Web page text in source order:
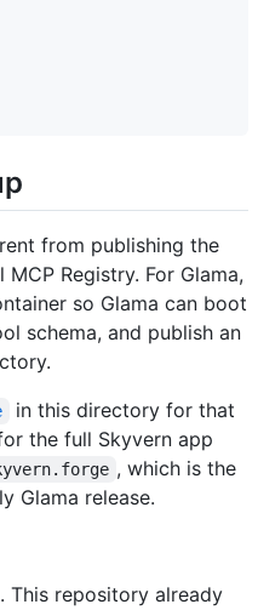
from publishing the
Registry. For Glama,
so Glama can boot
schema, and publish an
in this directory for that
the full Skyvern app
, which is the
Glama release.
This repository already